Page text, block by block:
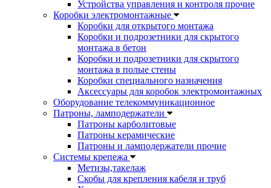
Устройства управления и контроля прочие
Коробки электромонтажные
Коробки для открытого монтажа
Коробки и подрозетники для скрытого
монтажа в бетон
Коробки и подрозетники для скрытого
монтажа в полые стены
Коробки специального назначения
Аксессуары для коробок электромонтажных
Оборудование телекоммуникационное
Патроны, ламподержатели
Патроны карболитовые
Патроны керамические
Патроны и ламподержатели прочие
Системы крепежа
Метизы,такелаж
Скобы для крепления кабеля и труб